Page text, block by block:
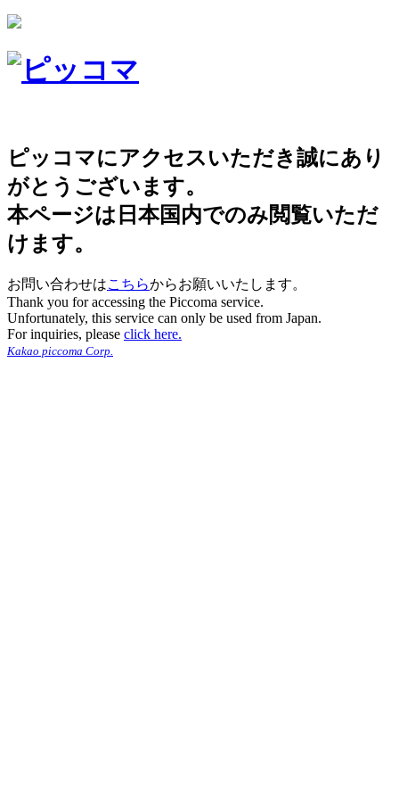
ピッコマにアクセスいただき誠にあり
がとうございます。
本ページは日本国内でのみ閲覧いただ
けます。
お問い合わせはこちらからお願いいたします。
Thank you for accessing the Piccoma service.
Unfortunately, this service can only be used from Japan.
For inquiries, please click here.
Kakao piccoma Corp.